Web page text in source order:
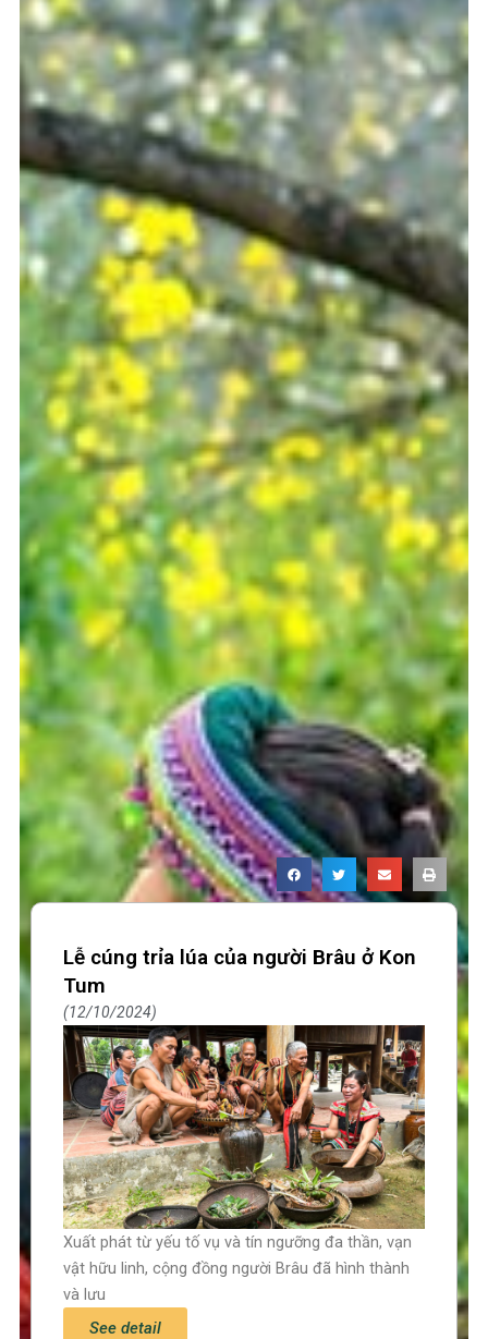
Lễ cúng trỉa lúa của người Brâu ở Kon
Tum
12/10/2024
Xuất phát từ yếu tố vụ và tín ngưỡng đa thần, vạn
vật hữu linh, cộng đồng người Brâu đã hình thành
và lưu
See detail